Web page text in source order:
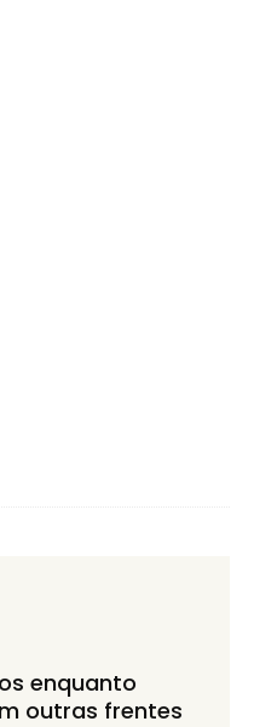
enquanto
outras frentes